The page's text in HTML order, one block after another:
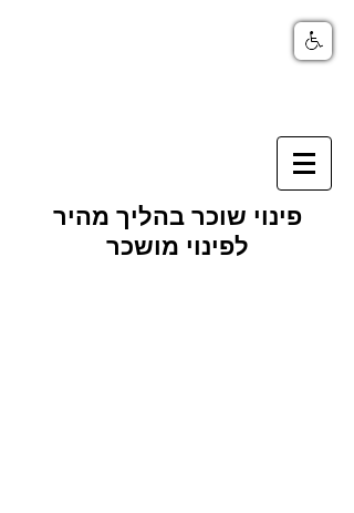
פינוי שוכר בהליך מהיר
לפינוי מושכר